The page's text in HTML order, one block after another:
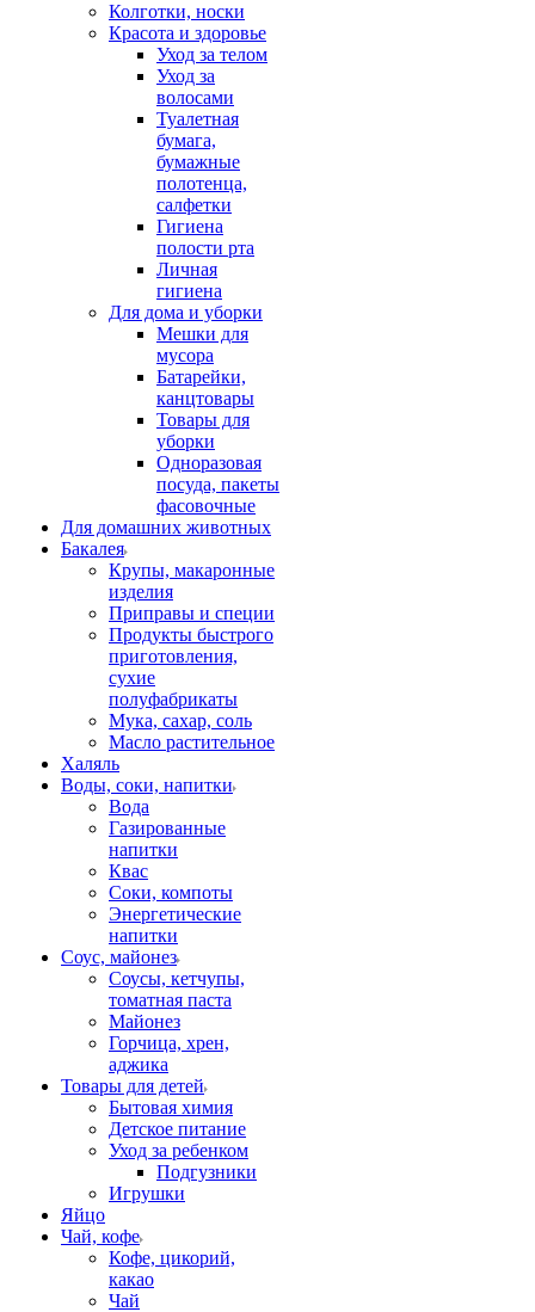
Колготки, носки
Красота и здоровье
Уход за телом
Уход за
волосами
Туалетная
бумага,
бумажные
полотенца,
салфетки
Гигиена
полости рта
Личная
гигиена
Для дома и уборки
Мешки для
мусора
Батарейки,
канцтовары
Товары для
уборки
Одноразовая
посуда, пакеты
фасовочные
Для домашних животных
Бакалея
Крупы, макаронные
изделия
Приправы и специи
Продукты быстрого
приготовления,
сухие
полуфабрикаты
Мука, сахар, соль
Масло растительное
Халяль
Воды, соки, напитки
Вода
Газированные
напитки
Квас
Соки, компоты
Энергетические
напитки
Соус, майонез
Соусы, кетчупы,
томатная паста
Майонез
Горчица, хрен,
аджика
Товары для детей
Бытовая химия
Детское питание
Уход за ребенком
Подгузники
Игрушки
Яйцо
Чай, кофе
Кофе, цикорий,
какао
Чай